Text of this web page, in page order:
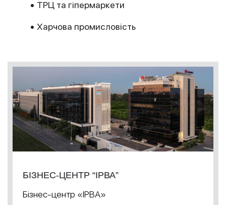
ТРЦ та гіпермаркети
Харчова промисловість
БІЗНЕС-ЦЕНТР “ІРВА”
Бізнес-центр «ІРВА»